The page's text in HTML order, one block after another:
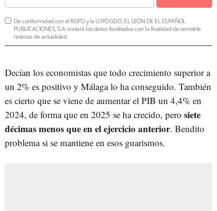
De conformidad con el RGPD y la LOPDGDD, EL LEÓN DE EL ESPAÑOL
PUBLICACIONES, S.A. tratará los datos facilitados con la finalidad de remitirle
noticias de actualidad.
Decían los economistas que todo crecimiento superior a
un 2% es positivo y Málaga lo ha conseguido. También
es cierto que se viene de aumentar el PIB un 4,4% en
2024, de forma que en 2025 se ha crecido, pero siete
décimas menos que en el ejercicio anterior. Bendito
problema si se mantiene en esos guarismos.